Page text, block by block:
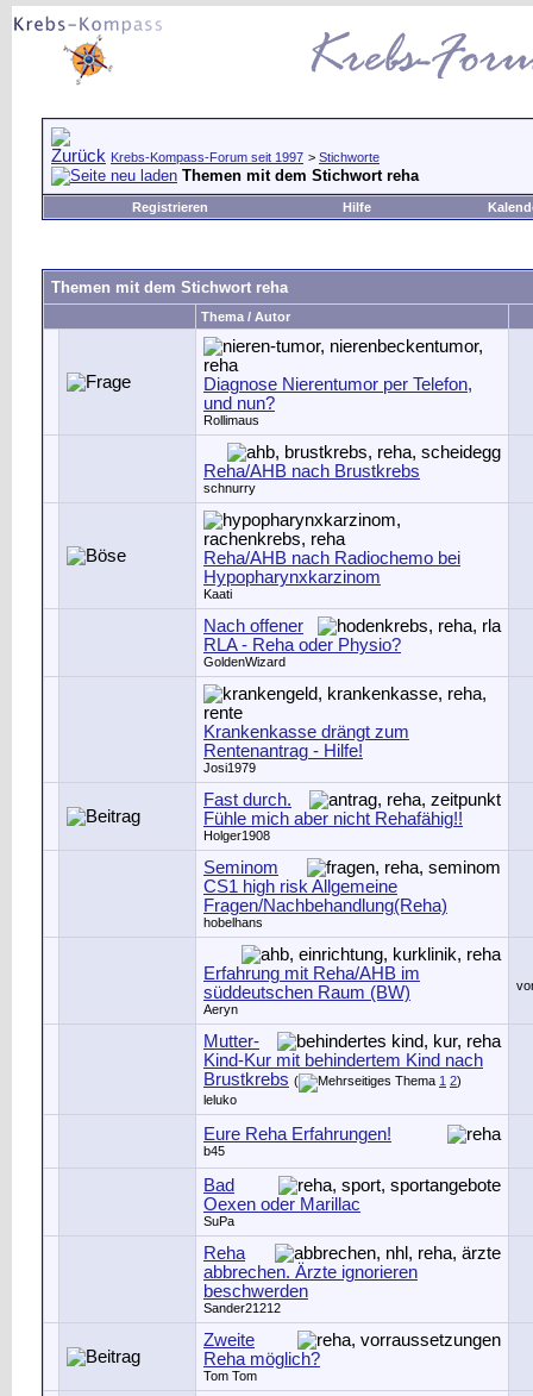
Krebs-Kompass-Forum seit 1997 > Stichworte
Themen mit dem Stichwort reha
Registrieren Hilfe
Themen mit dem Stichwort reha
Thema / Autor
Diagnose Nierentumor per Telefon,
und nun?
Rollimaus
Reha/AHB nach Brustkrebs
schnurry
Reha/AHB nach Radiochemo bei
Hypopharynxkarzinom
Kaati
Nach offener
RLA - Reha oder Physio?
GoldenWizard
Krankenkasse drängt zum
Rentenantrag - Hilfe!
Josi1979
Fast durch.
Fühle mich aber nicht Rehafähig!!
Holger1908
Seminom
CS1 high risk Allgemeine
Fragen/Nachbehandlung(Reha)
hobelhans
Erfahrung mit Reha/AHB im
süddeutschen Raum (BW)
Aeryn
Mutter-
Kind-Kur mit behindertem Kind nach
Brustkrebs ( 1 2)
leluko
Eure Reha Erfahrungen!
b45
Bad
Oexen oder Marillac
SuPa
Reha
abbrechen. Ärzte ignorieren
beschwerden
Sander21212
Zweite
Reha möglich?
Tom Tom